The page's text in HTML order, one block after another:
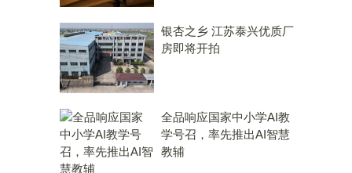
银杏之乡 江苏泰兴优质厂
房即将开拍
全品响应国家中小学AI教
学号召，率先推出AI智慧
教辅